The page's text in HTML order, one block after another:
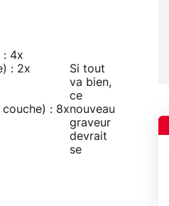
: 4x
: 2x
couche) : 8x
Si tout
va bien,
ce
nouveau
graveur
devrait
se